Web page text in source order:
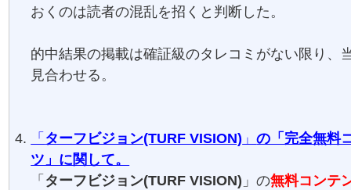
おくのは読者の混乱を招くと判断した。
的中結果の掲載は確証級のタレコミがない限り、
見合わせる。
「 ターフビジョン(TURF VISION) 」の「完全無料
ツ」に関して。
「 ターフビジョン(TURF VISION) 」の無料コンテ